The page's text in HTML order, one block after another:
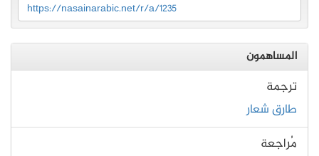
https://nasainarabic.net/r/a/1235
المساهمون
ترجمة
طارق شعار
مُراجعة